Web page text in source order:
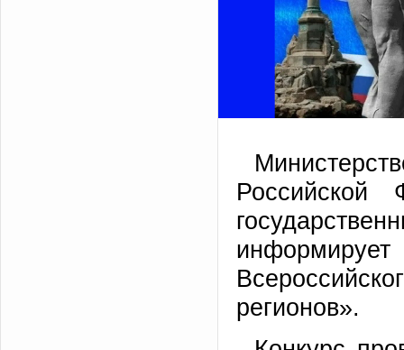
Российской
информирует
регионов».